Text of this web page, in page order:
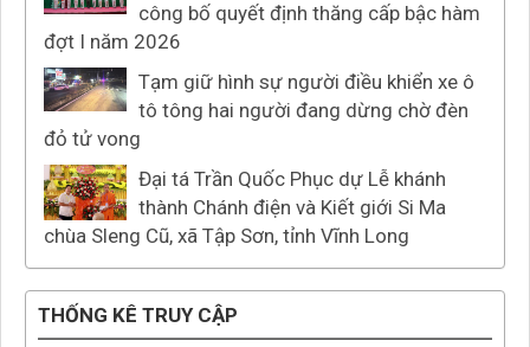
công bố quyết định thăng cấp bậc hàm
đợt I năm 2026
Tạm giữ hình sự người điều khiển xe ô
tô tông hai người đang dừng chờ đèn
đỏ tử vong
Đại tá Trần Quốc Phục dự Lễ khánh
thành Chánh điện và Kiết giới Si Ma
chùa Sleng Cũ, xã Tập Sơn, tỉnh Vĩnh Long
THỐNG KÊ TRUY CẬP